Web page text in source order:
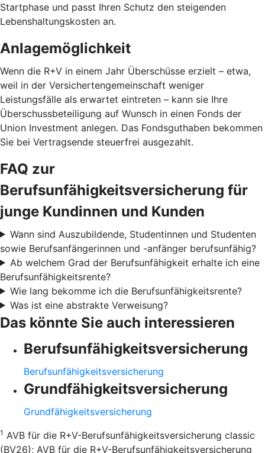
Startphase und passt Ihren Schutz den steigenden
Lebenshaltungskosten an.
Anlagemöglichkeit
Wenn die R+V in einem Jahr Überschüsse erzielt – etwa,
weil in der Versichertengemeinschaft weniger
Leistungsfälle als erwartet eintreten – kann sie Ihre
Überschussbeteiligung auf Wunsch in einen Fonds der
Union Investment anlegen. Das Fondsguthaben bekommen
Sie bei Vertragsende steuerfrei ausgezahlt.
FAQ zur
Berufsunfähigkeitsversicherung für
junge Kundinnen und Kunden
Wann sind Auszubildende, Studentinnen und Studenten
sowie Berufsanfängerinnen und -anfänger berufsunfähig?
Ab welchem Grad der Berufsunfähigkeit erhalte ich eine
Berufsunfähigkeitsrente?
Wie lang bekomme ich die Berufsunfähigkeitsrente?
Was ist eine abstrakte Verweisung?
Das könnte Sie auch interessieren
Berufsunfähigkeitsversicherung
Berufsunfähigkeitsversicherung
Grundfähigkeitsversicherung
Grundfähigkeitsversicherung
1 AVB für die R+V-Berufsunfähigkeitsversicherung classic
(BV26); AVB für die R+V-Berufsunfähigkeitsversicherung